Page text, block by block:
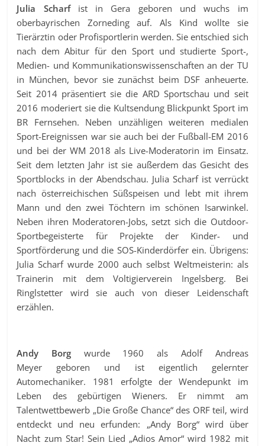
Julia Scharfist in Gera geboren und wuchs im
oberbayrischen Zorneding auf. Als Kind wollte sie
Tierärztin oder Profisportlerin werden. Sie entschied sich
nach dem Abitur für den Sport und studierte Sport-,
Medien- und Kommunikationswissenschaften an der TU
in München, bevor sie zunächst beim DSF anheuerte.
Seit 2014 präsentiert sie die ARD Sportschau und seit
2016 moderiert sie die Kultsendung Blickpunkt Sport im
BR Fernsehen. Neben unzähligen weiteren medialen
Sport-Ereignissen war sie auch bei der Fußball-EM 2016
und bei der WM 2018 als Live-Moderatorin im Einsatz.
Seit dem letzten Jahr ist sie außerdem das Gesicht des
Sportblocks in der Abendschau. Julia Scharf ist verrückt
nach österreichischen Süßspeisen und lebt mit ihrem
Mann und den zwei Töchtern im schönen Isarwinkel.
Neben ihren Moderatoren-Jobs, setzt sich die Outdoor-
Sportbegeisterte für Projekte der Kinder- und
Sportförderung und die SOS-Kinderdörfer ein. Übrigens:
Julia Scharf wurde 2000 auch selbst Weltmeisterin: als
Trainerin mit dem Voltigierverein Ingelsberg. Bei
Ringlstetter wird sie auch von dieser Leidenschaft
erzählen.
Andy Borg wurde 1960 als Adolf Andreas
Meyer geboren und ist eigentlich gelernter
Automechaniker. 1981 erfolgte der Wendepunkt im
Leben des gebürtigen Wieners. Er nimmt am
Talentwettbewerb „Die Große Chance“ des ORF teil, wird
entdeckt und neu erfunden: „Andy Borg“ wird über
Nacht zum Star! Sein Lied „Adios Amor“ wird 1982 mit